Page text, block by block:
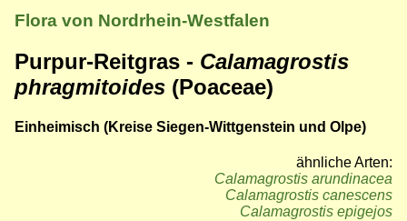
Flora von Nordrhein-Westfalen
Purpur-Reitgras - Calamagrostis
phragmitoides (Poaceae)
Einheimisch (Kreise Siegen-Wittgenstein und Olpe)
ähnliche Arten:
Calamagrostis arundinacea
Calamagrostis canescens
Calamagrostis epigejos